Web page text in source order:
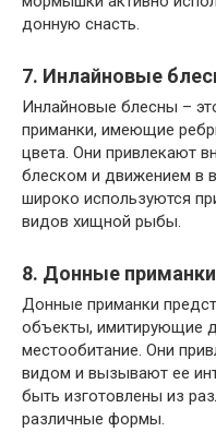
донную снасть.
7. Инлайновые
Инлайновые блесны –
приманки, имеющие
цвета. Они привлекают
блеском и движением в
широко используются
видов хищной рыбы.
8. Донные приманки
Донные приманки
объекты, имитирующие
местообитание. Они
видом и вызывают ее
быть изготовлены из
различные формы.